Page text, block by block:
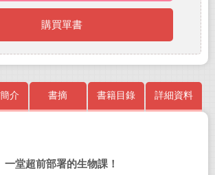
購買單書
介 書摘 書籍目錄 詳細資料
一堂超前部署的生物課！